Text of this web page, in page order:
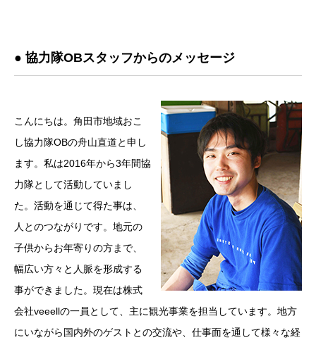
● 協力隊OBスタッフからのメッセージ
こんにちは。角田市地域おこ
し協力隊OBの舟山直道と申し
ます。私は2016年から3年間協
力隊として活動していまし
た。活動を通じて得た事は、
人とのつながりです。地元の
子供からお年寄りの方まで、
幅広い方々と人脈を形成する
事ができました。現在は株式
会社veeellの一員として、主に観光事業を担当しています。地方
にいながら国内外のゲストとの交流や、仕事面を通して様々な経